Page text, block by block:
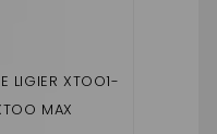
LIGIER XTOO1-
MAX